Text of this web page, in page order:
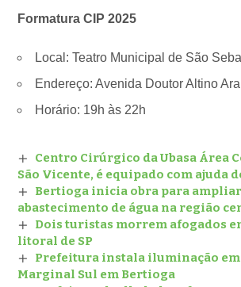
Formatura CIP 2025
Local: Teatro Municipal de São
Endereço: Avenida Doutor Altino
Horário: 19h às 22h
Centro Cirúrgico da Ubasa Área
São Vicente, é equipado com ajuda
Bertioga inicia obra para
abastecimento de água na região
Dois turistas morrem afogados
litoral de SP
Prefeitura instala iluminação em
Marginal Sul em Bertioga